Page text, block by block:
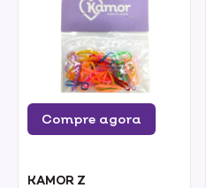
Compre agora
KAMOR Z